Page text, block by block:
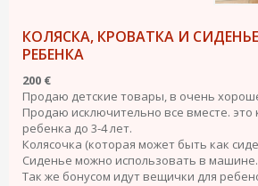
КОЛЯСКА, КРОВАТКА И
РЕБЕНКА
200 €
Продаю детские товары, в очень
Продаю исключительно все вместе. это
ребенка до 3-4 лет.
Колясочка (которая может быть как
Сиденье можно использовать в машине.
Так же бонусом идут вещички для